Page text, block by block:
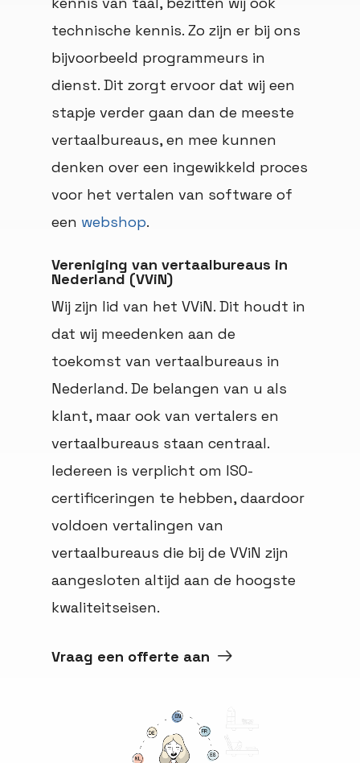
technische kennis. Zo zijn er bij ons
bijvoorbeeld programmeurs in
dienst. Dit zorgt ervoor dat wij een
stapje verder gaan dan de meeste
vertaalbureaus, en mee kunnen
denken over een ingewikkeld proces
voor het vertalen van software of
een webshop.
Vereniging van vertaalbureaus in
Nederland (VViN)
Wij zijn lid van het VViN. Dit houdt in
dat wij meedenken aan de
toekomst van vertaalbureaus in
Nederland. De belangen van u als
klant, maar ook van vertalers en
vertaalbureaus staan centraal.
Iedereen is verplicht om ISO-
certificeringen te hebben, daardoor
voldoen vertalingen van
vertaalbureaus die bij de VViN zijn
aangesloten altijd aan de hoogste
kwaliteitseisen.
Vraag een offerte aan